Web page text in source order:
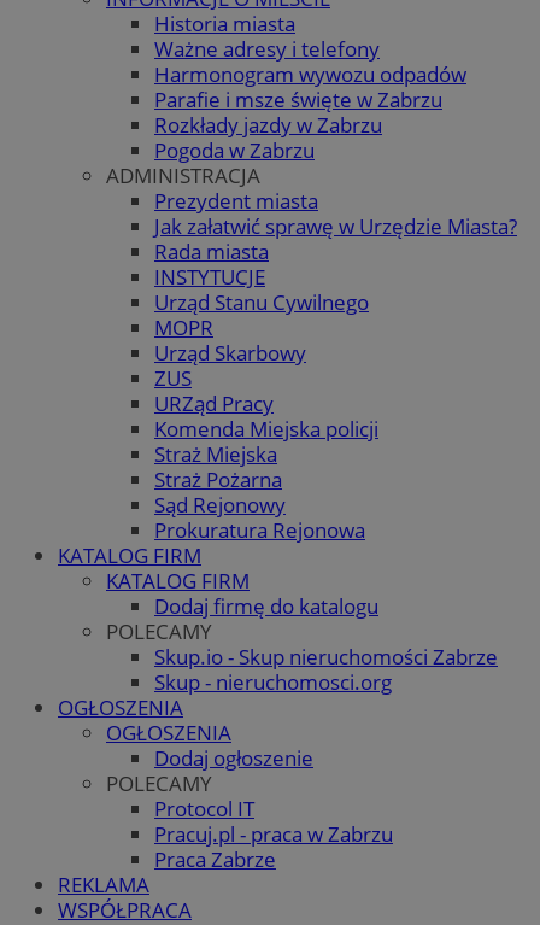
Historia miasta
Ważne adresy i telefony
Harmonogram wywozu odpadów
Parafie i msze święte w Zabrzu
Rozkłady jazdy w Zabrzu
Pogoda w Zabrzu
ADMINISTRACJA
Prezydent miasta
Jak załatwić sprawę w Urzędzie Miasta?
Rada miasta
INSTYTUCJE
Urząd Stanu Cywilnego
MOPR
Urząd Skarbowy
ZUS
URZąd Pracy
Komenda Miejska policji
Straż Miejska
Straż Pożarna
Sąd Rejonowy
Prokuratura Rejonowa
KATALOG FIRM
KATALOG FIRM
Dodaj firmę do katalogu
POLECAMY
Skup.io - Skup nieruchomości Zabrze
Skup - nieruchomosci.org
OGŁOSZENIA
OGŁOSZENIA
Dodaj ogłoszenie
POLECAMY
Protocol IT
Pracuj.pl - praca w Zabrzu
Praca Zabrze
REKLAMA
WSPÓŁPRACA